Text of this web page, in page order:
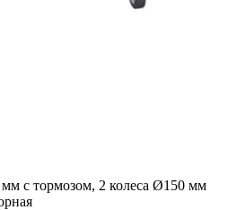
с тормозом, 2 колеса Ø150 мм